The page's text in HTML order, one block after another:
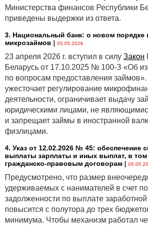
Министерства финансов Республики
приведены выдержки из ответа.
3. Национальный банк: о новом порядке
микрозаймов | 05.05.2026
23 апреля 2026 г. вступил в силу Закон
Беларусь от 17.10.2025 № 100-З «Об
по вопросам предоставления
ужесточает регулирование
деятельности, ограничивает выдачу
юридическими лицами, не
и запрещает займы в иностранной
физлицами.
4. Указ от 12.02.2026 № 45: обеспечение
выплаты зарплаты и иных выплат, в том
гражданско-правовым договорам |
Предусмотрено, что размер
удерживаемых с нанимателей в счет
задолженности по выплате
повысится с полутора до трех
минимума. Чтобы механизм работал